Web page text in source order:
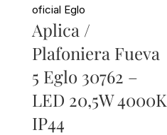
Aplica /
Plafoniera Fueva
5 Eglo 30762 –
LED 20,5W 4000K
IP44